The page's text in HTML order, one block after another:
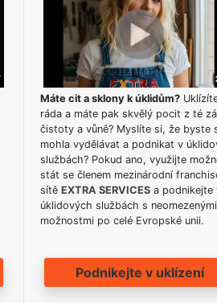
Máte cit a sklony k úklidům?
ráda a máte pak skvělý pocit z té
čistoty a vůně? Myslíte si, že byste
mohla vydělávat a podnikat v
službách? Pokud ano, využijte
stát se členem mezinárodní
sítě EXTRA SERVICESa podnikejte
úklidových službách s neomezenými
možnostmi po celé Evropské unii.
Podnikejte v uklízení